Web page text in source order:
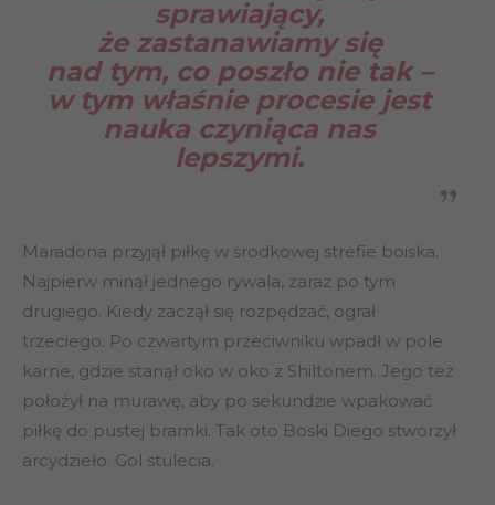
sprawiający,
że zastanawiamy się
nad tym, co poszło nie tak –
w tym właśnie procesie jest
nauka czyniąca nas
lepszymi.
Maradona przyjął piłkę w środkowej strefie boiska.
Najpierw minął jednego rywala, zaraz po tym
drugiego. Kiedy zaczął się rozpędzać, ograł
trzeciego. Po czwartym przeciwniku wpadł w pole
karne, gdzie stanął oko w oko z Shiltonem. Jego też
położył na murawę, aby po sekundzie wpakować
piłkę do pustej bramki. Tak oto Boski Diego stworzył
arcydzieło. Gol stulecia.